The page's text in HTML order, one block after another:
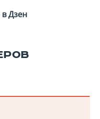
Дзен